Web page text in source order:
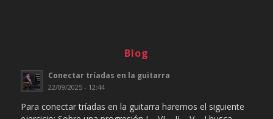
Blog
Conectar tríadas en la guitarra
22/09/2025 - 12:44
Para conectar tríadas en la guitarra haremos el siguiente